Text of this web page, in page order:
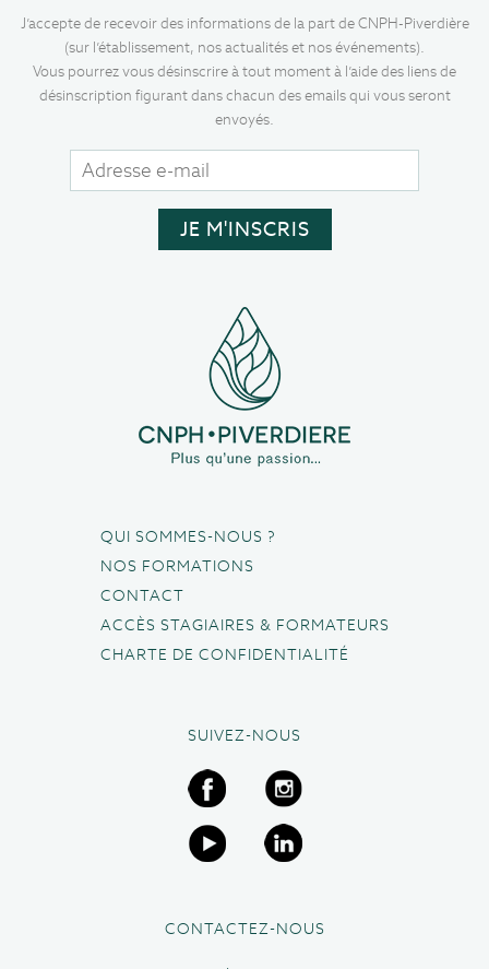
J’accepte de recevoir des informations de la part de CNPH-Piverdière
(sur l’établissement, nos actualités et nos événements).
Vous pourrez vous désinscrire à tout moment à l’aide des liens de
désinscription figurant dans chacun des emails qui vous seront
envoyés.
QUI SOMMES-NOUS ?
NOS FORMATIONS
CONTACT
ACCÈS STAGIAIRES & FORMATEURS
CHARTE DE CONFIDENTIALITÉ
SUIVEZ-NOUS
CONTACTEZ-NOUS